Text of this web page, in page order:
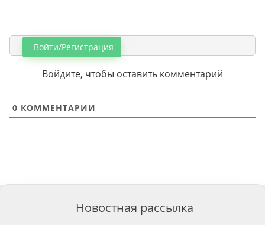
Войти/Регистрация
Войдите, чтобы оставить комментарий
0 КОММЕНТАРИИ
Новостная рассылка